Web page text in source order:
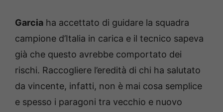
Garcia ha accettato di guidare la squadra
campione d’Italia in carica e il tecnico sapeva
già che questo avrebbe comportato dei
rischi. Raccogliere l’eredità di chi ha salutato
da vincente, infatti, non è mai cosa semplice
e spesso i paragoni tra vecchio e nuovo